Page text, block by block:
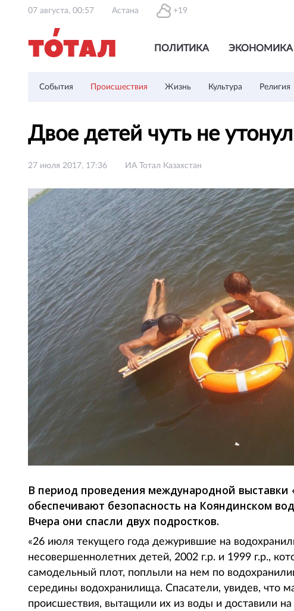
07 августа, 00:57 Астана +19
ПОЛИТИКА ЭКОНОМИКА
События Происшествия Жизнь Культура Религия
Двое детей чуть не
27 июля 2017, 17:36 ИА Тотал Казахстан
В период проведения международной выставки
обеспечивают безопасность на Кояндинском
Вчера они спасли двух подростков.
«26 июля текущего года дежурившие на
несовершеннолетних детей, 2002 г.р. и 1999 г.р.,
самодельный плот, поплыли на нем по
середины водохранилища. Спасатели, увидев, что
происшествия, вытащили их из воды и доставили